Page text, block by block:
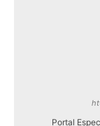
Portal